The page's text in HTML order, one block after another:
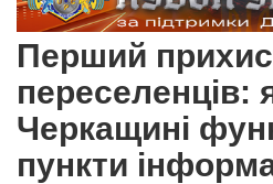
Перший
переселенців:
Черкащині
пункти